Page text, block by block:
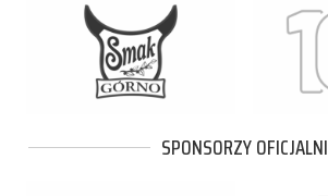
SPONSORZY OFICJALNI